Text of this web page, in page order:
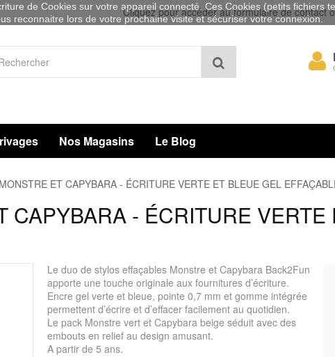
Cliquez pour accéder au formulaire de contact
Nos Magasins Le Blog
ET CAPYBARA - ÉCRITURE VERTE ET BLEUE GEL
CAPYBARA - ÉCRITURE
Le duo de stylos effaçables Monstre et Capybara Back2Fun
apporte une touche originale aux fournitures d’écriture.
Encre gel verte et bleue, pointe 0,7 mm et gomme intégrée
permettent d’écrire et d’effacer facilement au quotidien.
Le pack Monstre vert et Capybara beige séduit avec des
embouts en relief au design amusant.
A partir de 5 ans.
de Cookies sur votre appareil connecté. Ces Cookies (petits fichiers
reconnaitre lors de votre prochaine visite et sécuriser votre connexion.